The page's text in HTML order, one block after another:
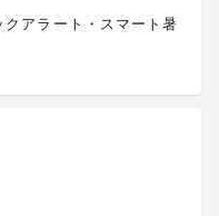
クアラート・スマート暑